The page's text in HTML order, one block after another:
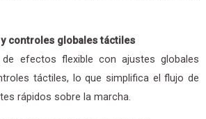
controles globales táctiles
efectos flexible con ajustes globales
táctiles, lo que simplifica el flujo de
rápidos sobre la marcha.